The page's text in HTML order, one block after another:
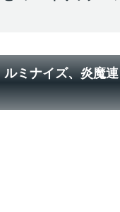
ミナイズ、炎魔連